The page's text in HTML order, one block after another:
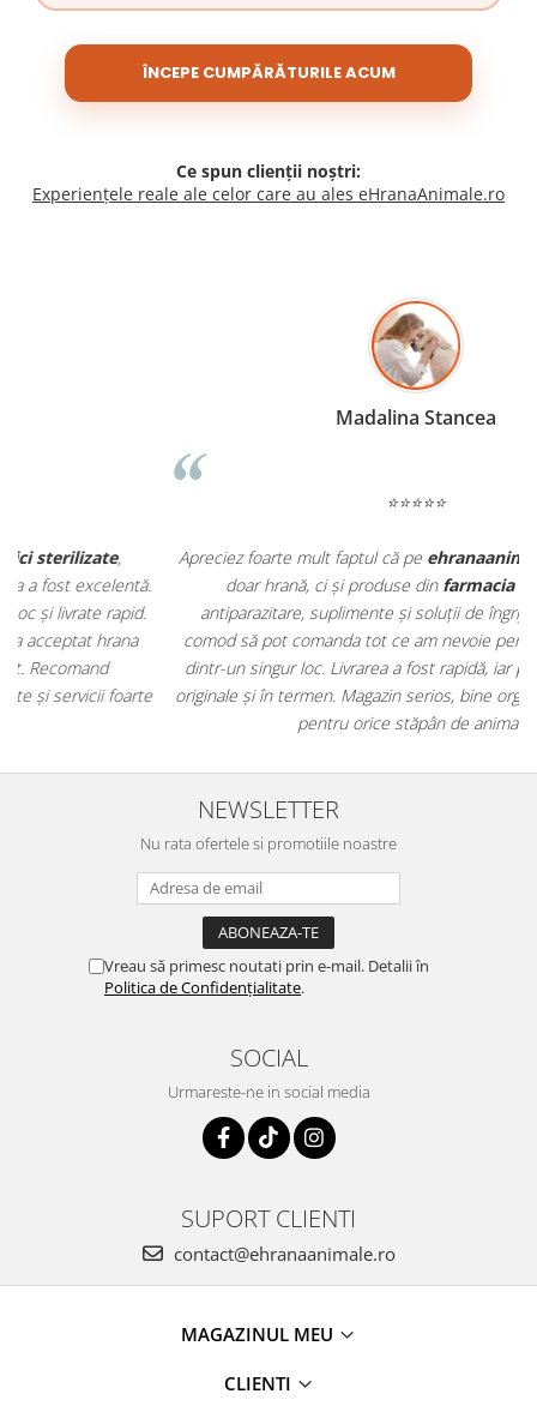
ÎNCEPE CUMPĂRĂTURILE ACUM
Ce spun clienții noștri:
Experiențele reale ale celor care au ales eHranaAnimale.ro
Madalina Stancea
Apreciez foarte mult faptul că peehranaanimale.ro găsesc nu
doar hrană, ci și produse dinfarmacia veterinară:
antiparazitare, suplimente și soluții de îngrijire. Este foarte
comod să pot comanda tot ce am nevoie pentru animalul meu
dintr-un singur loc. Livrarea a fost rapidă, iar produsele au fost
originale și în termen. Magazin serios, bine organizat și foarte util
pentru orice stăpân de animale.
NEWSLETTER
Nu rata ofertele si promotiile noastre
Vreau să primesc noutati prin e-mail. Detalii în
Politica de Confidențialitate.
SOCIAL
Urmareste-ne in social media
SUPORT CLIENTI
contact@ehranaanimale.ro
MAGAZINUL MEU
CLIENTI